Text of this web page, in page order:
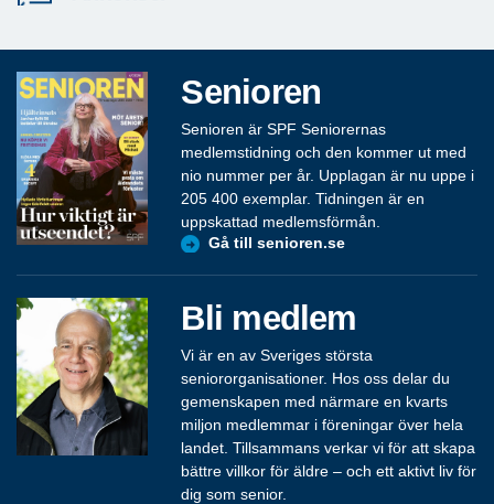
Senioren
Senioren är SPF Seniorernas
medlemstidning och den kommer ut med
nio nummer per år. Upplagan är nu uppe i
205 400 exemplar. Tidningen är en
uppskattad medlemsförmån.
Gå till senioren.se
Bli medlem
Vi är en av Sveriges största
seniororganisationer. Hos oss delar du
gemenskapen med närmare en kvarts
miljon medlemmar i föreningar över hela
landet. Tillsammans verkar vi för att skapa
bättre villkor för äldre – och ett aktivt liv för
dig som senior.